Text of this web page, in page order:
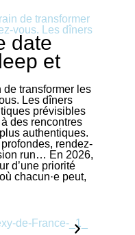
date
et
de transformer les
Les dîners
prévisibles
des rencontres
authentiques.
rendez-
run… En 2026,
d’une priorité
chacun·e peut,